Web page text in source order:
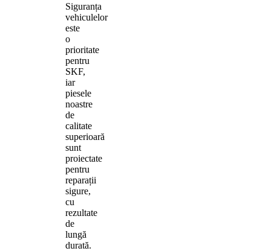
Siguranța
vehiculelor
este
o
prioritate
pentru
SKF,
iar
piesele
noastre
de
calitate
superioară
sunt
proiectate
pentru
reparații
sigure,
cu
rezultate
de
lungă
durată.